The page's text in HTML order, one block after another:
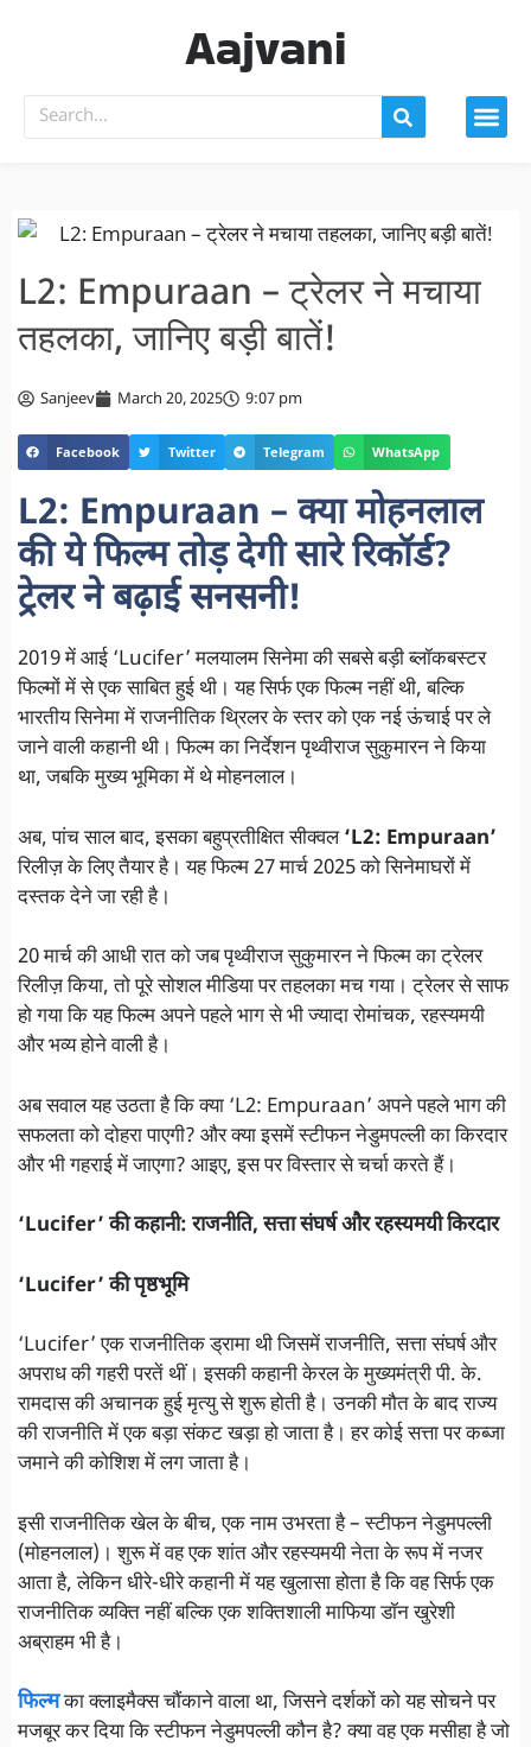
Aajvani
L2: Empuraan – ट्रेलर ने मचाया
तहलका, जानिए बड़ी बातें!
Sanjeev March 20, 2025 9:07 pm
Facebook Twitter Telegram WhatsApp
L2: Empuraan – क्या मोहनलाल
की ये फिल्म तोड़ देगी सारे रिकॉर्ड?
ट्रेलर ने बढ़ाई सनसनी!
2019 में आई ‘Lucifer’ मलयालम सिनेमा की सबसे बड़ी ब्लॉकबस्टर
फिल्मों में से एक साबित हुई थी। यह सिर्फ एक फिल्म नहीं थी, बल्कि
भारतीय सिनेमा में राजनीतिक थ्रिलर के स्तर को एक नई ऊंचाई पर ले
जाने वाली कहानी थी। फिल्म का निर्देशन पृथ्वीराज सुकुमारन ने किया
था, जबकि मुख्य भूमिका में थे मोहनलाल।
अब, पांच साल बाद, इसका बहुप्रतीक्षित सीक्वल‘L2: Empuraan’
रिलीज़ के लिए तैयार है। यह फिल्म 27 मार्च 2025 को सिनेमाघरों में
दस्तक देने जा रही है।
20 मार्च की आधी रात को जब पृथ्वीराज सुकुमारन ने फिल्म का ट्रेलर
रिलीज़ किया, तो पूरे सोशल मीडिया पर तहलका मच गया। ट्रेलर से साफ
हो गया कि यह फिल्म अपने पहले भाग से भी ज्यादा रोमांचक, रहस्यमयी
और भव्य होने वाली है।
अब सवाल यह उठता है कि क्या ‘L2: Empuraan’ अपने पहले भाग की
सफलता को दोहरा पाएगी? और क्या इसमें स्टीफन नेडुमपल्ली का किरदार
और भी गहराई में जाएगा? आइए, इस पर विस्तार से चर्चा करते हैं।
‘Lucifer’ की कहानी: राजनीति, सत्ता संघर्ष और रहस्यमयी किरदार
‘Lucifer’ की पृष्ठभूमि
‘Lucifer’ एक राजनीतिक ड्रामा थी जिसमें राजनीति, सत्ता संघर्ष और
अपराध की गहरी परतें थीं। इसकी कहानी केरल के मुख्यमंत्री पी. के.
रामदास की अचानक हुई मृत्यु से शुरू होती है। उनकी मौत के बाद राज्य
की राजनीति में एक बड़ा संकट खड़ा हो जाता है। हर कोई सत्ता पर कब्जा
जमाने की कोशिश में लग जाता है।
इसी राजनीतिक खेल के बीच, एक नाम उभरता है – स्टीफन नेडुमपल्ली
(मोहनलाल)। शुरू में वह एक शांत और रहस्यमयी नेता के रूप में नजर
आता है, लेकिन धीरे-धीरे कहानी में यह खुलासा होता है कि वह सिर्फ एक
राजनीतिक व्यक्ति नहीं बल्कि एक शक्तिशाली माफिया डॉन खुरेशी
अब्राहम भी है।
फिल्मका क्लाइमैक्स चौंकाने वाला था, जिसने दर्शकों को यह सोचने पर
मजबूर कर दिया कि स्टीफन नेडुमपल्ली कौन है? क्या वह एक मसीहा है जो